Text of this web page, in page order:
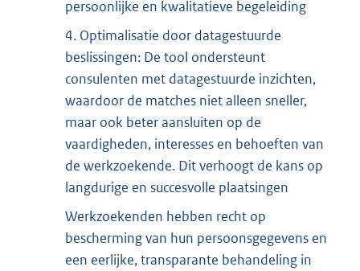
persoonlijke en kwalitatieve begeleiding
4. Optimalisatie door datagestuurde
beslissingen: De tool ondersteunt
consulenten met datagestuurde inzichten,
waardoor de matches niet alleen sneller,
maar ook beter aansluiten op de
vaardigheden, interesses en behoeften van
de werkzoekende. Dit verhoogt de kans op
langdurige en succesvolle plaatsingen
Werkzoekenden hebben recht op
bescherming van hun persoonsgegevens en
een eerlijke, transparante behandeling in